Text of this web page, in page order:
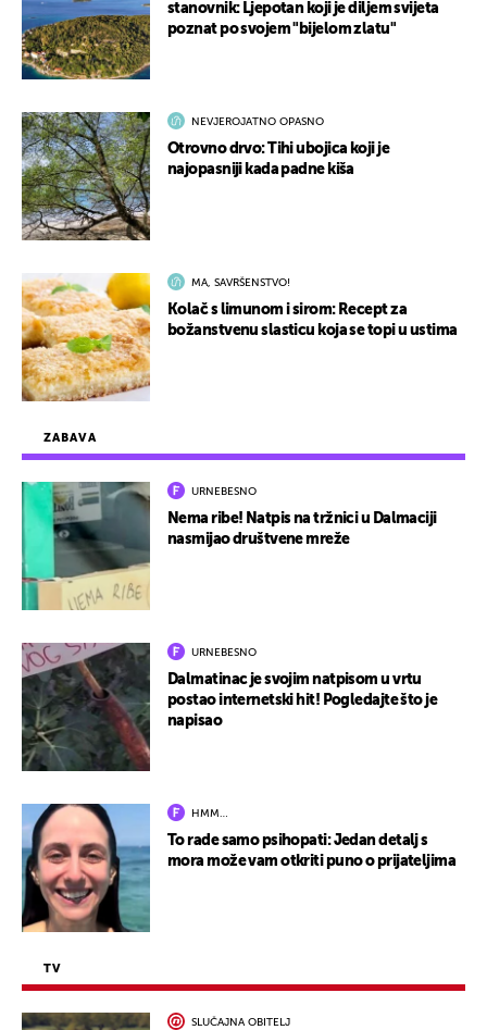
ZABAVA
URNEBESNO
Nema ribe! Natpis na tržnici u Dalmaciji
nasmijao društvene mreže
URNEBESNO
Dalmatinac je svojim natpisom u vrtu
postao internetski hit! Pogledajte što je
napisao
HMM…
To rade samo psihopati: Jedan detalj s
mora može vam otkriti puno o prijateljima
TV
SLUČAJNA OBITELJ
stanovnik: Ljepotan koji je diljem svijeta
poznat po svojem "bijelom zlatu"
NEVJEROJATNO OPASNO
Otrovno drvo: Tihi ubojica koji je
najopasniji kada padne kiša
MA, SAVRŠENSTVO!
Kolač s limunom i sirom: Recept za
božanstvenu slasticu koja se topi u ustima